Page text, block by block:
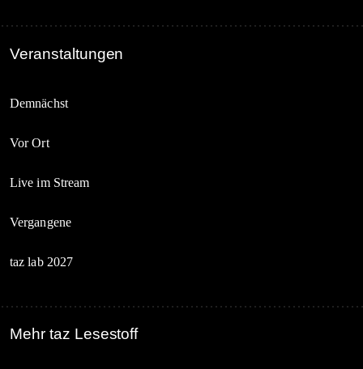
Veranstaltungen
Demnächst
Vor Ort
Live im Stream
Vergangene
taz lab 2027
Mehr taz Lesestoff